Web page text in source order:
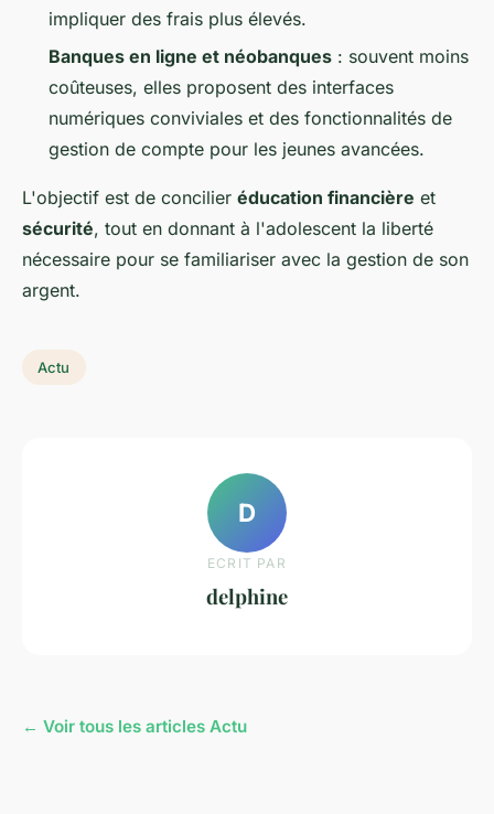
impliquer des frais plus élevés.
Banques en ligne et néobanques : souvent moins
coûteuses, elles proposent des interfaces
numériques conviviales et des fonctionnalités de
gestion de compte pour les jeunes avancées.
L'objectif est de concilier éducation financière et
sécurité, tout en donnant à l'adolescent la liberté
nécessaire pour se familiariser avec la gestion de son
argent.
Actu
D
ECRIT PAR
delphine
← Voir tous les articles Actu